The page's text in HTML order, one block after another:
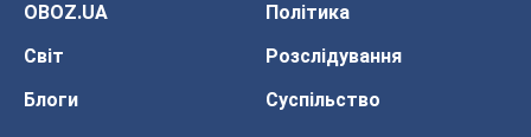
OBOZ.UA
Політика
Світ
Розслідування
Блоги
Суспільство